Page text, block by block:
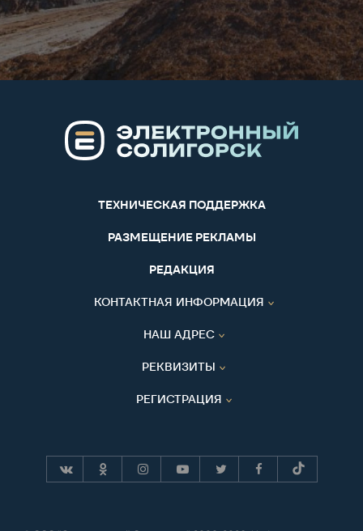
ТЕХНИЧЕСКАЯ ПОДДЕРЖКА
РАЗМЕЩЕНИЕ РЕКЛАМЫ
РЕДАКЦИЯ
КОНТАКТНАЯ ИНФОРМАЦИЯ
НАШ АДРЕС
РЕКВИЗИТЫ
РЕГИСТРАЦИЯ